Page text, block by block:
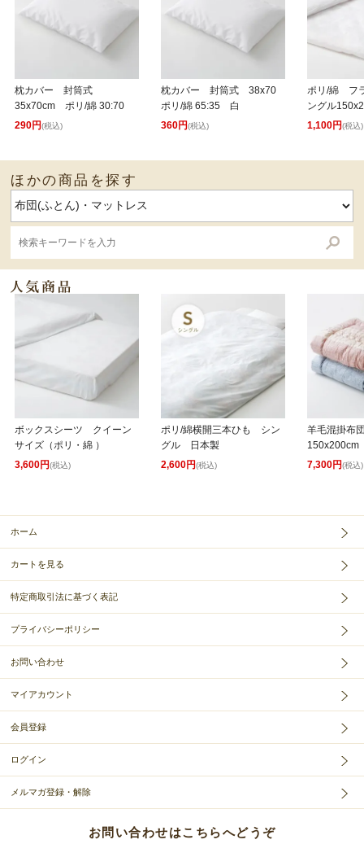
枕カバー 封筒式
35x70cm ポリ/綿 30:70
290円(税込)
枕カバー 封筒式 38x70
ポリ/綿 65:35 白
360円(税込)
ポリ/綿 フ
ングル
1,100円(税込)
ほかの商品を探す
ボックスシーツ クイーン
サイズ（ポリ・綿 ）
3,600円(税込)
ポリ/綿横開三本ひも シン
グル 日本製
2,600円(税込)
羊毛混掛布
150x200cm
7,300円(税込)
ホーム
カートを見る
特定商取引法に基づく表記
プライバシーポリシー
お問い合わせ
マイアカウント
会員登録
ログイン
メルマガ登録・解除
お問い合わせはこちらへどうぞ